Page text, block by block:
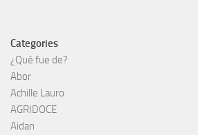
Categories
¿Qué fue de?
Abor
Achille Lauro
AGRIDOCE
Aidan